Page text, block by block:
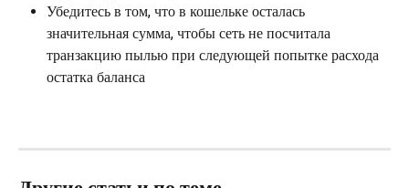
Убедитесь в том, что в кошельке осталась
значительная сумма, чтобы сеть не посчитала
транзакцию пылью при следующей попытке расхода
остатка баланса